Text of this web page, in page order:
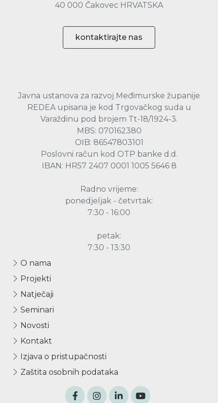
40 000 Čakovec HRVATSKA
kontaktirajte nas
Javna ustanova za razvoj Međimurske županije
REDEA upisana je kod Trgovačkog suda u
Varaždinu pod brojem Tt-18/1924-3.
MBS: 070162380
OIB: 86547803101
Poslovni račun kod OTP banke d.d.
IBAN: HR57 2407 0001 1005 5646 8
Radno vrijeme:
ponedjeljak - četvrtak:
7:30 - 16:00
petak:
7:30 - 13:30
O nama
Projekti
Natječaji
Seminari
Novosti
Kontakt
Izjava o pristupačnosti
Zaštita osobnih podataka